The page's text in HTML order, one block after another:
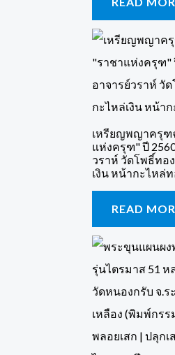
เหรียญพญาครุฑ
แห่งครุฑ" ปี
วราห์ วัดโพธิ์ทอ
เงิน หน้ากะไหล่ท
READ